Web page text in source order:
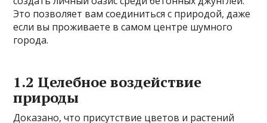
Это позволяет вам соединиться с природой, даже
если вы проживаете в самом центре шумного
города.
1.2 Целебное воздействие
природы
Доказано, что присутствие цветов и растений